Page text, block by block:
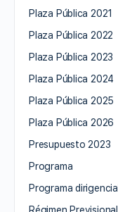
Plaza Pública 2021
Plaza Pública 2022
Plaza Pública 2023
Plaza Pública 2024
Plaza Pública 2025
Plaza Pública 2026
Presupuesto 2023
Programa
Programa dirigencial